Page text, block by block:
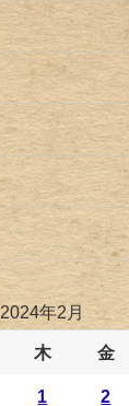
2024年2月
木 金
1 2